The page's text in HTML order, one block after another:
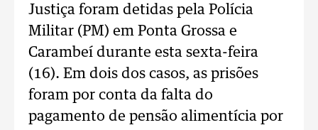
Justiça foram detidas pela Polícia
Militar (PM) em Ponta Grossa e
Carambeí durante esta sexta-feira
(16). Em dois dos casos, as prisões
foram por conta da falta do
pagamento de pensão alimentícia por